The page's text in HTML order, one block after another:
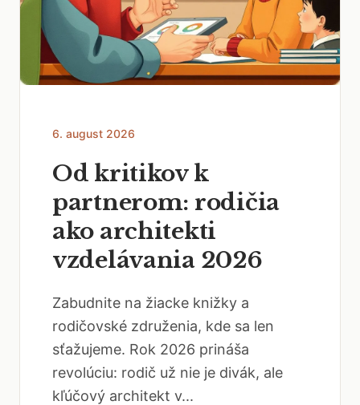
6. august 2026
Od kritikov k
partnerom: rodičia
ako architekti
vzdelávania 2026
Zabudnite na žiacke knižky a
rodičovské združenia, kde sa len
sťažujeme. Rok 2026 prináša
revolúciu: rodič už nie je divák, ale
kľúčový architekt v...